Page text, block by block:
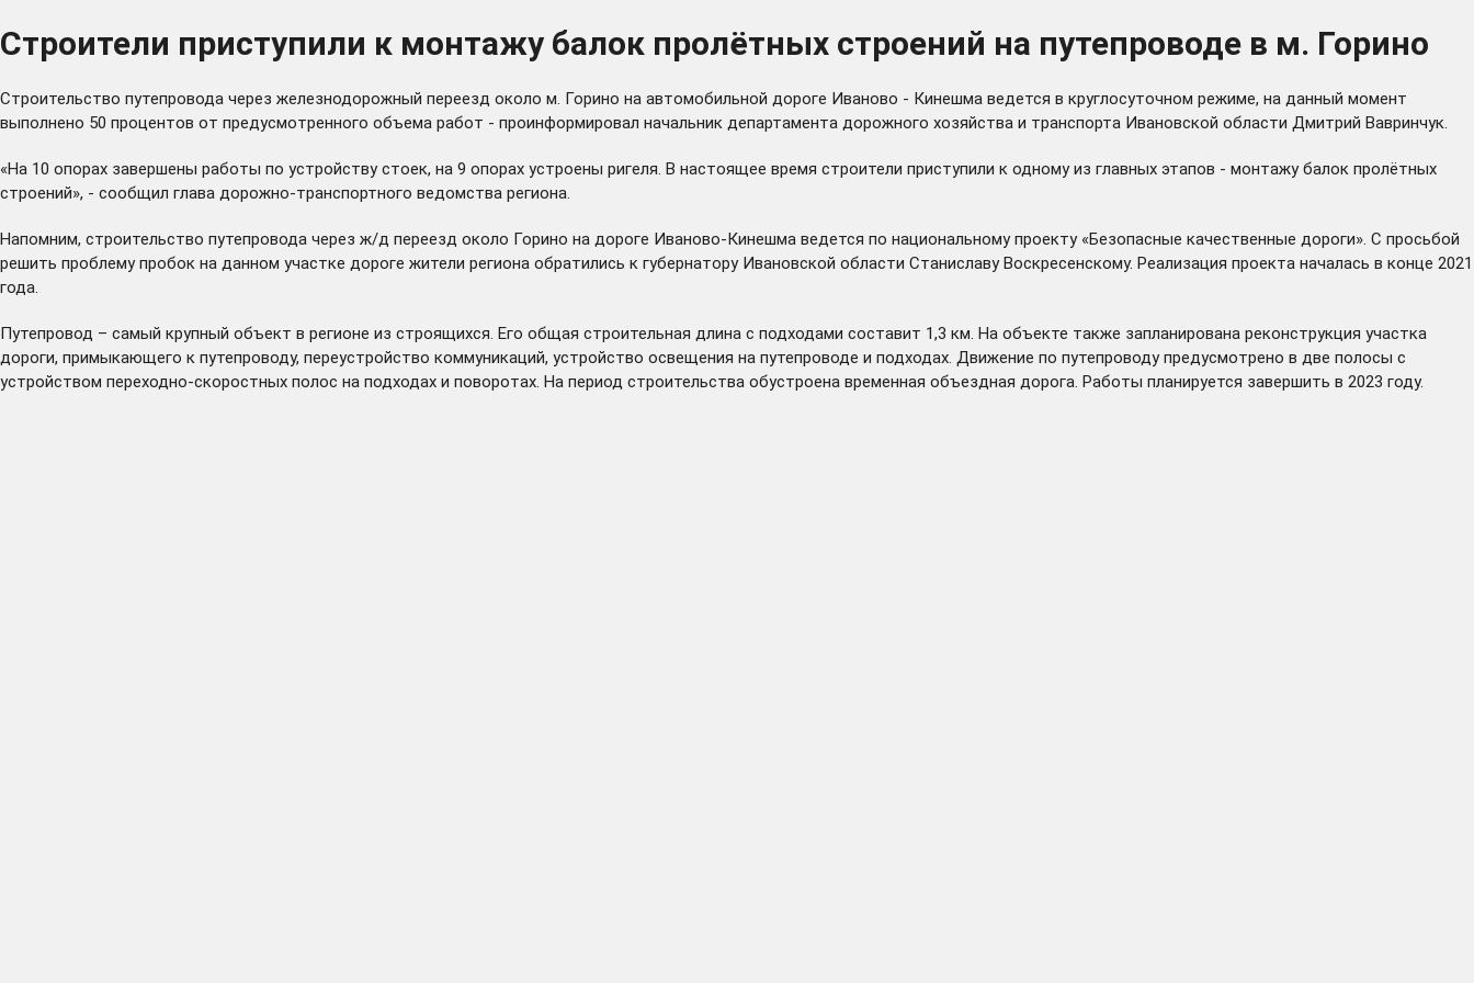
Строители приступили к монтажу балок пролётных строений на путепроводе в м. Горино
Строительство путепровода через железнодорожный переезд около м. Горино на автомобильной дороге Иваново - Кинешма ведется в круглосуточном режиме, на данный момент
выполнено 50 процентов от предусмотренного объема работ - проинформировал начальник департамента дорожного хозяйства и транспорта Ивановской области Дмитрий Вавринчук.
«На 10 опорах завершены работы по устройству стоек, на 9 опорах устроены ригеля. В настоящее время строители приступили к одному из главных этапов - монтажу балок пролётных
строений», - сообщил глава дорожно-транспортного ведомства региона.
Напомним, строительство путепровода через ж/д переезд около Горино на дороге Иваново-Кинешма ведется по национальному проекту «Безопасные качественные дороги». С просьбой
решить проблему пробок на данном участке дороге жители региона обратились к губернатору Ивановской области Станиславу Воскресенскому. Реализация проекта началась в конце 2021
года.
Путепровод – самый крупный объект в регионе из строящихся. Его общая строительная длина с подходами составит 1,3 км. На объекте также запланирована реконструкция участка
дороги, примыкающего к путепроводу, переустройство коммуникаций, устройство освещения на путепроводе и подходах. Движение по путепроводу предусмотрено в две полосы с
устройством переходно-скоростных полос на подходах и поворотах. На период строительства обустроена временная объездная дорога. Работы планируется завершить в 2023 году.